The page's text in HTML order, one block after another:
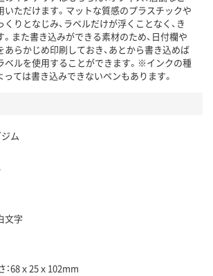
イントです。下記商品詳細「
ア詳細／加点項目
」で確認できます。
いただけます。マットな質感のプラスチックや
りとなじみ、ラベルだけが浮くことなく、き
また書き込みができる素材のため、日付欄や
あらかじめ印刷しておき、あとから書き込めば
ベルを使用することができます。※インクの種
っては書き込みできないペンもあります。
ム
文字
68ｘ25ｘ102mm